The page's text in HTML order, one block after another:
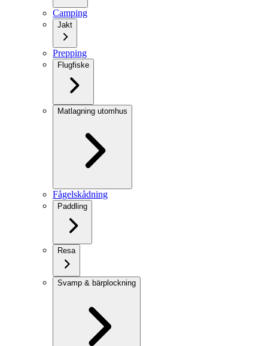
Camping
Jakt
Prepping
Flugfiske
Matlagning utomhus
Fågelskådning
Paddling
Resa
Svamp & bärplockning